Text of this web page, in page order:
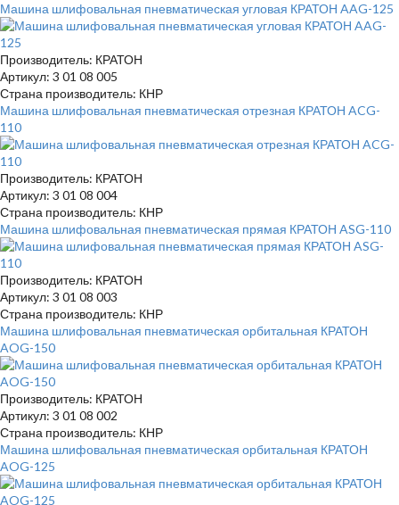
Машина шлифовальная пневматическая угловая КРАТОН AAG-125
Производитель: КРАТОН
Артикул: 3 01 08 005
Страна производитель: КНР
Машина шлифовальная пневматическая отрезная КРАТОН ACG-
110
Производитель: КРАТОН
Артикул: 3 01 08 004
Страна производитель: КНР
Машина шлифовальная пневматическая прямая КРАТОН ASG-110
Производитель: КРАТОН
Артикул: 3 01 08 003
Страна производитель: КНР
Машина шлифовальная пневматическая орбитальная КРАТОН
AOG-150
Производитель: КРАТОН
Артикул: 3 01 08 002
Страна производитель: КНР
Машина шлифовальная пневматическая орбитальная КРАТОН
AOG-125